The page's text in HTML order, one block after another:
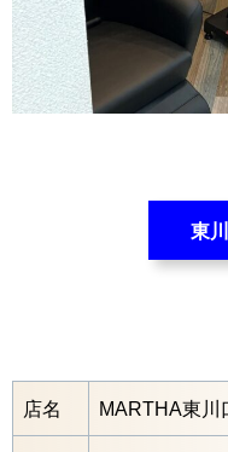
東
店名 MARTHA東川